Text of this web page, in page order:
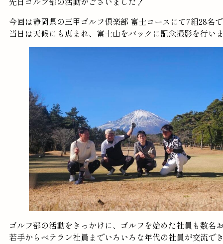
今回は静岡県の三甲ゴルフ倶楽部 富士コースにて7組28名
当日は天候にも恵まれ、富士山をバックに記念撮影を行い
ゴルフ部の活動をきっかけに、ゴルフを始めた社員も数名
若手からベテラン社員までいろいろな年代の社員が交流で